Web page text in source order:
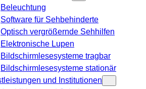
Beleuchtung
Software für Sehbehinderte
Optisch vergrößernde Sehhilfen
Elektronische Lupen
Bildschirmlesesysteme tragbar
Bildschirmlesesysteme stationär
und Institutionen